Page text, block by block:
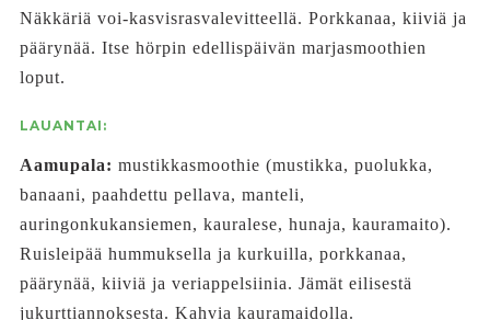
Näkkäriä voi-kasvisrasvalevitteellä. Porkkanaa, kiiviä ja
päärynää. Itse hörpin edellispäivän marjasmoothien
loput.
LAUANTAI:
Aamupala: mustikkasmoothie (mustikka, puolukka,
banaani, paahdettu pellava, manteli,
auringonkukansiemen, kauralese, hunaja, kauramaito).
Ruisleipää hummuksella ja kurkuilla, porkkanaa,
päärynää, kiiviä ja veriappelsiinia. Jämät eilisestä
jukurttiannoksesta. Kahvia kauramaidolla.